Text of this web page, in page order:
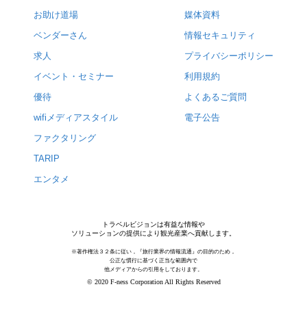
お助け道場
ベンダーさん
求人
イベント・セミナー
優待
wifiメディアスタイル
ファクタリング
TARIP
エンタメ
媒体資料
情報セキュリティ
プライバシーポリシー
利用規約
よくあるご質問
電子公告
トラベルビジョンは有益な情報や
ソリューションの提供により観光産業へ貢献します。
※著作権法３２条に従い，『旅行業界の情報流通』の目的のため，
公正な慣行に基づく正当な範囲内で
他メディアからの引用をしております。
© 2020 F-ness Corporation All Rights Reserved